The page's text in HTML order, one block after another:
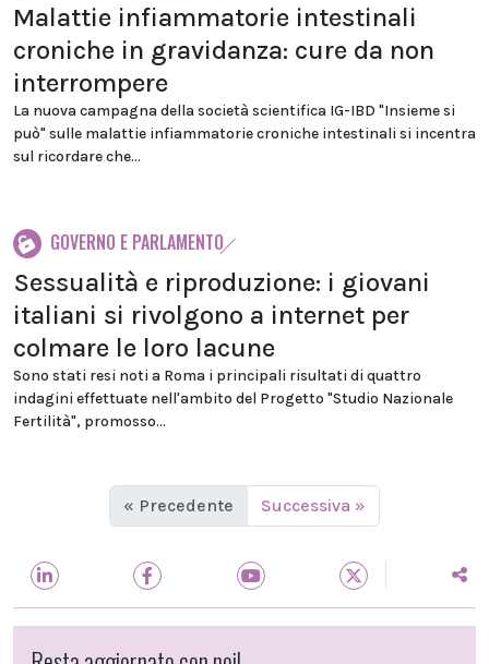
Malattie infiammatorie intestinali
croniche in gravidanza: cure da non
interrompere
La nuova campagna della società scientifica IG-IBD "Insieme si
può" sulle malattie infiammatorie croniche intestinali si incentra
sul ricordare che...
GOVERNO E PARLAMENTO
Sessualità e riproduzione: i giovani
italiani si rivolgono a internet per
colmare le loro lacune
Sono stati resi noti a Roma i principali risultati di quattro
indagini effettuate nell'ambito del Progetto "Studio Nazionale
Fertilità", promosso...
« Precedente Successiva »